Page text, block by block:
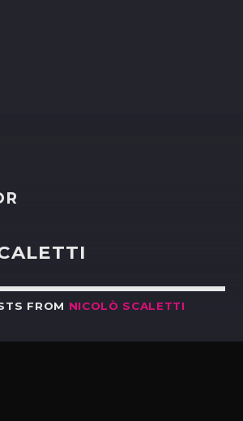
FROM NICOLÒ SCALETTI